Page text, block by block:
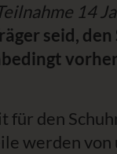
14
seid, den
für den
werden von